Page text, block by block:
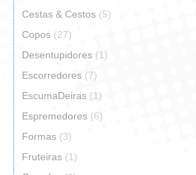
Cestas & Cestos (5)
Copos (27)
Desentupidores (1)
Escorredores (7)
EscumaDeiras (1)
Espremedores (6)
Formas (3)
Fruteiras (1)